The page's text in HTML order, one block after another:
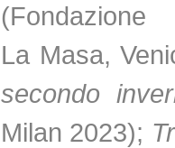
(Fondazione
La Masa,
secondo
Milan 2023);